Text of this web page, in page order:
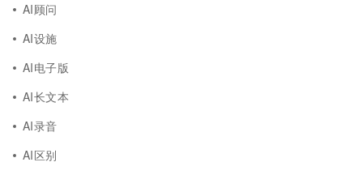
AI顾问
AI设施
AI电子版
AI长文本
AI录音
AI区别